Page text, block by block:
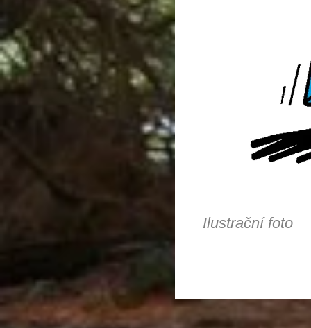
Ilustrační foto